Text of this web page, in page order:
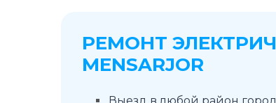
РЕМОНТ
MENSARJOR